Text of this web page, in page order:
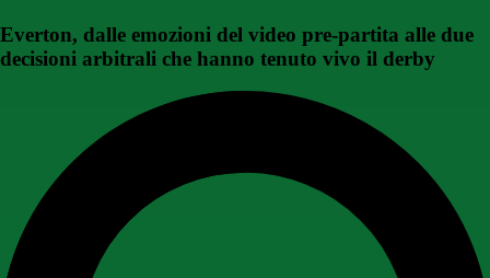
Everton, dalle emozioni del video pre-partita alle due
decisioni arbitrali che hanno tenuto vivo il derby